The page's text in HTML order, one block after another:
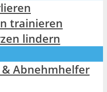
trainieren
lindern
Abnehmhelfer